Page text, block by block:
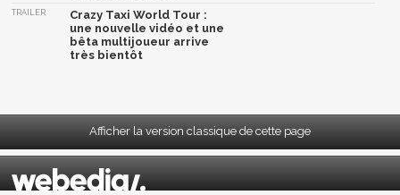
TRAILER
Crazy Taxi World Tour :
une nouvelle vidéo et une
bêta multijoueur arrive
très bientôt
Afficher la version classique de cette page